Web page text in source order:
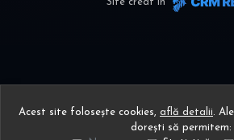
Acest site folosește cookies, află detalii.
dorești să permitem: